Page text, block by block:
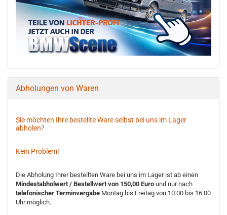
Abholungen von Waren
Sie möchten Ihre bestellte Ware selbst bei uns im Lager
abholen?
Kein Problem!
Die Abholung Ihrer bestellten Ware bei uns im Lager ist ab einen
Mindestabholwert / Bestellwert von 150,00 Euro und nur nach
telefonischer Terminvergabe Montag bis Freitag von 10:00 bis 16:00
Uhr möglich.